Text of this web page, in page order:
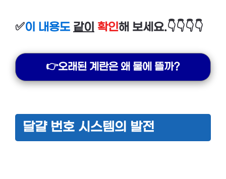
✅이 내용도 같이 확인해 보세요.👇👇👇👇
👉오래된 계란은 왜 물에 뜰까?
달걀 번호 시스템의 발전